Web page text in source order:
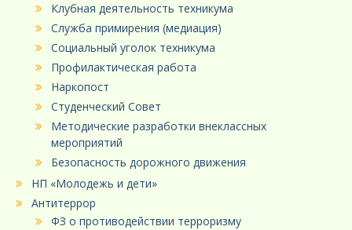
Клубная деятельность техникума
Служба примирения (медиация)
Социальный уголок техникума
Профилактическая работа
Наркопост
Студенческий Совет
Методические разработки внеклассных
мероприятий
Безопасность дорожного движения
НП «Молодежь и дети»
Антитеррор
ФЗ о противодействии терроризму